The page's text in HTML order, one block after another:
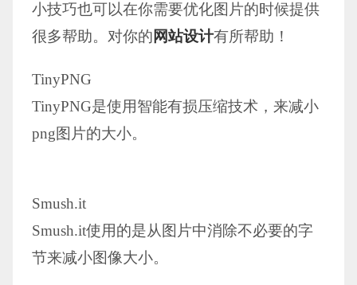
小技巧也可以在你需要优化图片的时候提供
很多帮助。对你的网站设计有所帮助！
TinyPNG
TinyPNG是使用智能有损压缩技术，来减小
png图片的大小。
Smush.it
Smush.it使用的是从图片中消除不必要的字
节来减小图像大小。